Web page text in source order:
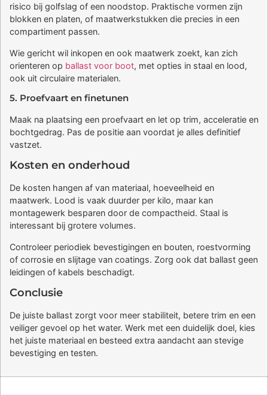
risico bij golfslag of een noodstop. Praktische vormen zijn
blokken en platen, of maatwerkstukken die precies in een
compartiment passen.
Wie gericht wil inkopen en ook maatwerk zoekt, kan zich
orienteren op ballast voor boot, met opties in staal en lood,
ook uit circulaire materialen.
5. Proefvaart en finetunen
Maak na plaatsing een proefvaart en let op trim, acceleratie en
bochtgedrag. Pas de positie aan voordat je alles definitief
vastzet.
Kosten en onderhoud
De kosten hangen af van materiaal, hoeveelheid en
maatwerk. Lood is vaak duurder per kilo, maar kan
montagewerk besparen door de compactheid. Staal is
interessant bij grotere volumes.
Controleer periodiek bevestigingen en bouten, roestvorming
of corrosie en slijtage van coatings. Zorg ook dat ballast geen
leidingen of kabels beschadigt.
Conclusie
De juiste ballast zorgt voor meer stabiliteit, betere trim en een
veiliger gevoel op het water. Werk met een duidelijk doel, kies
het juiste materiaal en besteed extra aandacht aan stevige
bevestiging en testen.